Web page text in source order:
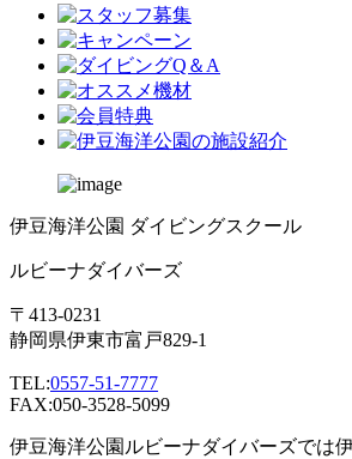
伊豆海洋公園 ダイビングスクール
ルビーナダイバーズ
〒413-0231
静岡県伊東市富戸829-1
TEL:0557-51-7777
FAX:050-3528-5099
伊豆海洋公園ルビーナダイバーズでは